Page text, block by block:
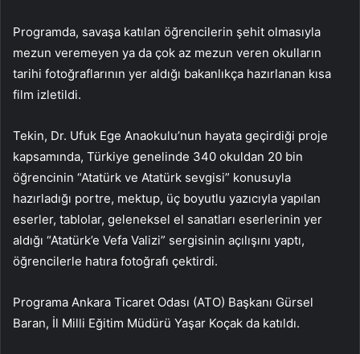
Programda, savaşa katılan öğrencilerin şehit olmasıyla
mezun veremeyen ya da çok az mezun veren okulların
tarihi fotoğraflarının yer aldığı bakanlıkça hazırlanan kısa
film izletildi.
Tekin, Dr. Ufuk Ege Anaokulu’nun hayata geçirdiği proje
kapsamında, Türkiye genelinde 340 okuldan 20 bin
öğrencinin “Atatürk ve Atatürk sevgisi” konusuyla
hazırladığı portre, mektup, üç boyutlu yazıcıyla yapılan
eserler, tablolar, geleneksel el sanatları eserlerinin yer
aldığı “Atatürk’e Vefa Valizi” sergisinin açılışını yaptı,
öğrencilerle hatıra fotoğrafı çektirdi.
Programa Ankara Ticaret Odası (ATO) Başkanı Gürsel
Baran, İl Milli Eğitim Müdürü Yaşar Koçak da katıldı.